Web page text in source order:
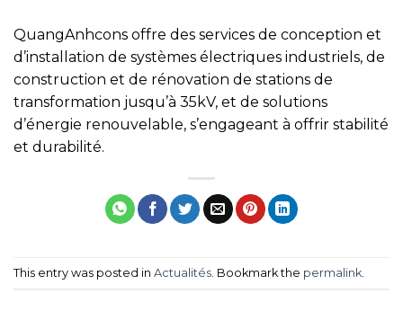
QuangAnhcons offre des services de conception et
d’installation de systèmes électriques industriels, de
construction et de rénovation de stations de
transformation jusqu’à 35kV, et de solutions
d’énergie renouvelable, s’engageant à offrir stabilité
et durabilité.
This entry was posted in Actualités . Bookmark the permalink